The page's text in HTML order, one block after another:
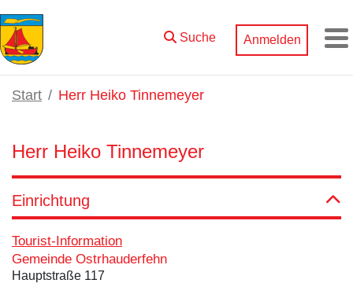
Zum Hauptinhalt springen
Suche
Anmelden
Start Herr Heiko Tinnemeyer
Herr Heiko Tinnemeyer
Einrichtung
Tourist-Information
Gemeinde Ostrhauderfehn
Hauptstraße 117